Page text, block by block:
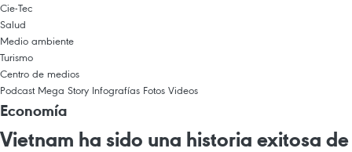
Cie-Tec
Salud
Medio ambiente
Turismo
Centro de medios
Podcast Mega Story Infografías Fotos Videos
Economía
Vietnam ha sido una historia exitosa de